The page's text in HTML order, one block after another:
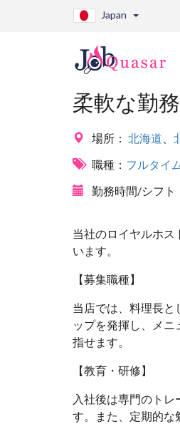
Japan
柔軟な勤
場所： 北海道
職種： フルタイ
勤務時間/シフト
当社のロイヤルホス
います。
【募集職種】
当店では、料理長と
ップを発揮し、メ
指せます。
【教育・研修】
入社後は専門のト
す。また、定期的な